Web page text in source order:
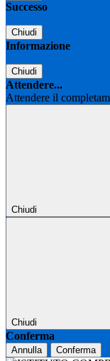
Successo
Chiudi
Informazione
Chiudi
Attendere...
Attendere il
Chiudi
Chiudi
Conferma
Annulla Conferma